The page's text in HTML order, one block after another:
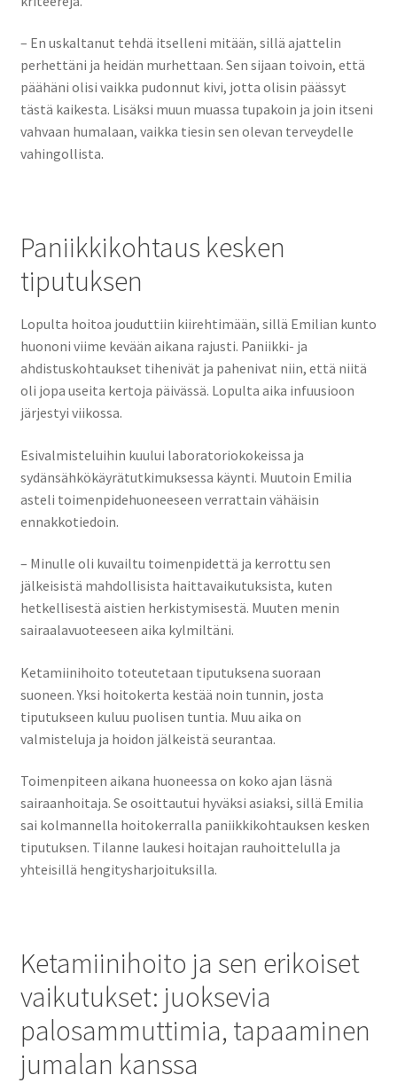
– En uskaltanut tehdä itselleni mitään, sillä ajattelin
perhettäni ja heidän murhettaan. Sen sijaan toivoin, että
päähäni olisi vaikka pudonnut kivi, jotta olisin päässyt
tästä kaikesta. Lisäksi muun muassa tupakoin ja join itseni
vahvaan humalaan, vaikka tiesin sen olevan terveydelle
vahingollista.
Paniikkikohtaus kesken
tiputuksen
Lopulta hoitoa jouduttiin kiirehtimään, sillä Emilian kunto
huononi viime kevään aikana rajusti. Paniikki- ja
ahdistuskohtaukset tihenivät ja pahenivat niin, että niitä
oli jopa useita kertoja päivässä. Lopulta aika infuusioon
järjestyi viikossa.
Esivalmisteluihin kuului laboratoriokokeissa ja
sydänsähkökäyrätutkimuksessa käynti. Muutoin Emilia
asteli toimenpidehuoneeseen verrattain vähäisin
ennakkotiedoin.
– Minulle oli kuvailtu toimenpidettä ja kerrottu sen
jälkeisistä mahdollisista haittavaikutuksista, kuten
hetkellisestä aistien herkistymisestä. Muuten menin
sairaalavuoteeseen aika kylmiltäni.
Ketamiinihoito toteutetaan tiputuksena suoraan
suoneen. Yksi hoitokerta kestää noin tunnin, josta
tiputukseen kuluu puolisen tuntia. Muu aika on
valmisteluja ja hoidon jälkeistä seurantaa.
Toimenpiteen aikana huoneessa on koko ajan läsnä
sairaanhoitaja. Se osoittautui hyväksi asiaksi, sillä Emilia
sai kolmannella hoitokerralla paniikkikohtauksen kesken
tiputuksen. Tilanne laukesi hoitajan rauhoittelulla ja
yhteisillä hengitysharjoituksilla.
Ketamiinihoito ja sen erikoiset
vaikutukset: juoksevia
palosammuttimia, tapaaminen
jumalan kanssa